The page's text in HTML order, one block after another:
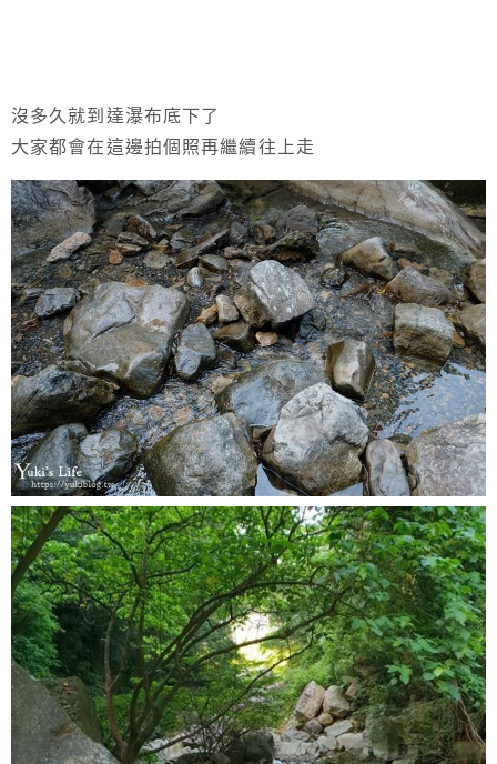
沒多久就到達瀑布底下了
大家都會在這邊拍個照再繼續往上走